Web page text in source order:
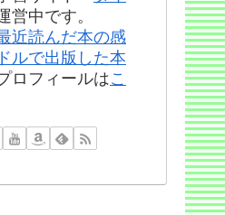
営中です。
近読んだ本の感
ルで出版した本
ロフィールはこ